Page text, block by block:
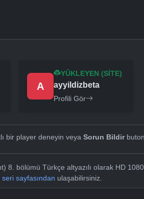
A
YÜKLEYEN (SITE)
ayyildizbeta
Profili Gör
bir player deneyin veya Sorun Bildir
8. bölümü Türkçe altyazılı olarak HD
seri sayfasından ulaşabilirsiniz.